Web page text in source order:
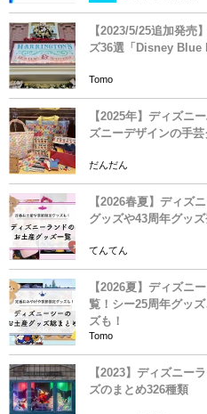
【2023/5/25追加発売
ズ36選「Disney Blue
Tomo
【2025年】ディズニ
ズニーデザインの手芸
だんだん
【2026春夏】ディズ
グッズや43周年グッ
てんてん
【2026夏】ディズニ
覧！シー25周年グッ
ズも！
Tomo
【2023】ディズニー
ズのまとめ326種類